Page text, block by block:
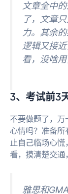
文章全中
了，文章
力。其余
逻辑又接
看，没啥用
3、考试前3
不要做题了，
心情吗？准备
止自己临场心
看，摸清楚交通
雅思和